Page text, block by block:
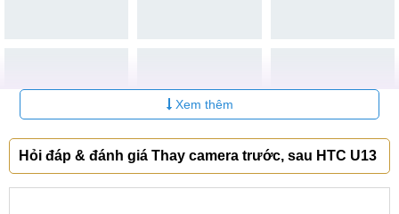
Tại Đà Nẵng
CN 6:97 Hàm Nghi, Q.Thanh Khê
Xem thêm
Hỏi đáp & đánh giá Thay camera trước, sau HTC U13